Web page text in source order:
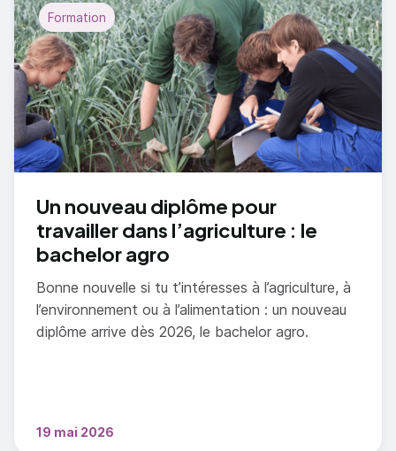
Un nouveau diplôme pour
travailler dans l’agriculture : le
bachelor agro
Bonne nouvelle si tu t’intéresses à l’agriculture, à
l’environnement ou à l’alimentation : un nouveau
diplôme arrive dès 2026, le bachelor agro.
19 mai 2026
Formation